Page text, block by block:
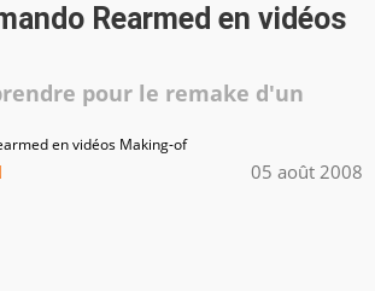
Rearmed en vidéos
pour le remake d'un
05 août 2008